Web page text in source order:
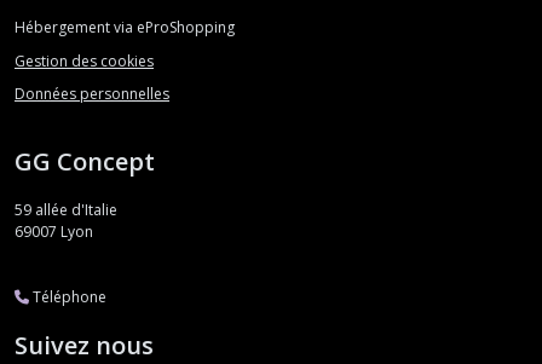
Hébergement via eProShopping
Gestion des cookies
Données personnelles
GG Concept
59 allée d'Italie
69007 Lyon
Téléphone
Suivez nous